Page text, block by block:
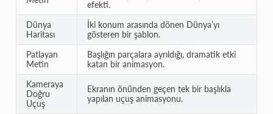
efekti.
Dünya
Haritası
İki konum arasında dönen Dünya’yı
gösteren bir şablon.
Patlayan
Metin
Başlığın parçalara ayrıldığı, dramatik etki
katan bir animasyon.
Kameraya
Doğru
Uçuş
Ekranın önünden geçen tek bir başlıkla
yapılan uçuş animasyonu.